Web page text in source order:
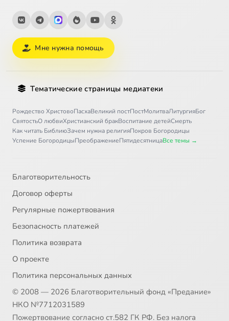
Мне нужна помощь
Тематические страницы медиатеки
Рождество ХристовоПасхаВеликий постПостМолитваЛитургияБог
СвятостьО любвиХристианский бракВоспитание детейСмерть
Как читать БиблиюЗачем нужна религияПокров Богородицы
Успение БогородицыПреображениеПятидесятницаВсе темы →
Благотворительность
Договор оферты
Регулярные пожертвования
Безопасность платежей
Политика возврата
О проекте
Политика персональных данных
© 2008 — 2026 Благотворительный фонд «Предание»
НКО №7712031589
Пожертвование согласно ст.582 ГК РФ. Без налога